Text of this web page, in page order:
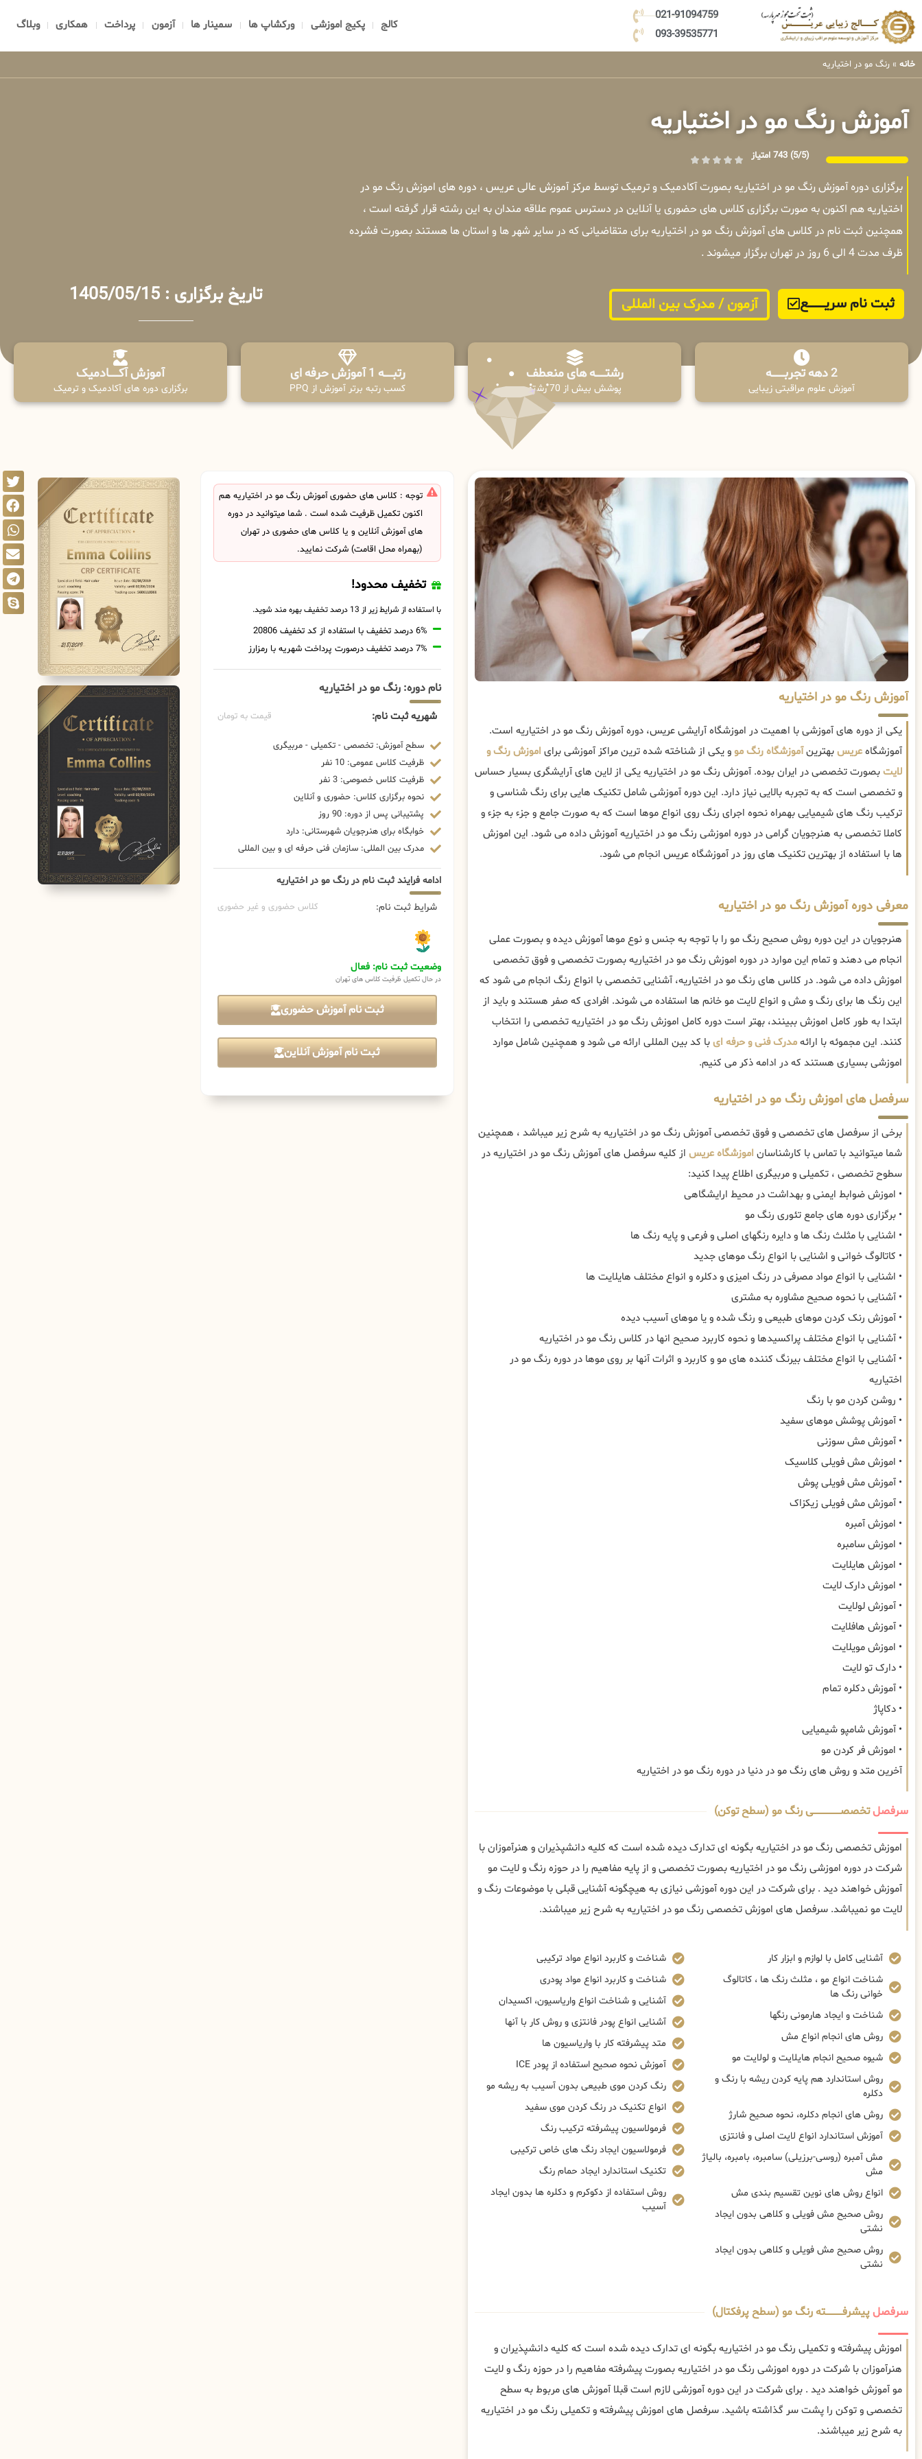
021-91094759
093-39535771
کالج پکیج اموزشی ورکشاپ ها سمینار ها آزمون پرداخت همکاری وبلاگ
خانه » رنگ مو در اختیاریه
آموزش رنگ مو در اختیاریه
(5/5) 743 امتیاز
برگزاری دوره آموزش رنگ مو در اختیاریه بصورت آکادمیک و ترمیک توسط مرکز آموزش عالی عریس ، دوره های اموزش رنگ مو در
اختیاریه هم اکنون به صورت برگزاری کلاس های حضوری یا آنلاین در دسترس عموم علاقه مندان به این رشته قرار گرفته است ،
همچنین ثبت نام در کلاس های آموزش رنگ مو در اختیاریه برای متقاضیانی که در سایر شهر ها و استان ها هستند بصورت فشرده
ظرف مدت 4 الی 6 روز در تهران برگزار میشوند .
ثبت نام سریــــــــــــع آزمون / مدرک بین المللی تاریخ برگزاری : 1405/05/15
2 دهه تجربـــــــــه
آموزش علوم مراقبتی زیبایی
رشتـــــــه های منعطف
پوشش بیش از 70 رشته
رتبــــــه 1 آموزش حرفه ای
کسب رتبه برتر آموزش از PPQ
آموزش آکـــــــادمیک
برگزاری دوره های آکادمیک و ترمیک
آموزش رنگ مو در اختیاریه
یکی از دوره های آموزشی با اهمیت در اموزشگاه آرایشی عریس، دوره آموزش رنگ مو در اختیاریه است.
آموزشگاهعریسبهترینآموزشگاه رنگ موو یکی از شناخته شده ترین مراکز آموزشی برای اموزش رنگ و
لایتبصورت تخصصی در ایران بوده. آموزش رنگ مو در اختیاریه یکی از لاین های آرایشگری بسیار حساس
و تخصصی است که به تجربه بالایی نیاز دارد. این دوره آموزشی شامل تکنیک هایی برای رنگ شناسی و
ترکیب رنگ های شیمیایی بهمراه نحوه اجرای رنگ روی انواع موها است که به صورت جامع و جزء به جزء و
کاملا تخصصی به هنرجویان گرامی در دوره اموزشی رنگ مو در اختیاریه آموزش داده می شود. این اموزش
ها با استفاده از بهترین تکنیک های روز در آموزشگاه عریس انجام می شود.
معرفی دوره آموزش رنگ مو در اختیاریه
هنرجویان در این دوره روش صحیح رنگ مو را با توجه به جنس و نوع موها آموزش دیده و بصورت عملی
انجام می دهند و تمام این موارد در دوره اموزش رنگ مو در اختیاریه بصورت تخصصی و فوق تخصصی
اموزش داده می شود. در کلاس های رنگ مو در اختیاریه، آشنایی تخصصی با انواع رنگ انجام می شود که
این رنگ ها برای رنگ و مش و انواع لایت مو خانم ها استفاده می شوند. افرادی که صفر هستند و باید از
ابتدا به طور کامل اموزش ببینند، بهتر است دوره کامل اموزش رنگ مو در اختیاریه تخصصی را انتخاب
کنند. این مجموئه با ارائهمدرک فنی و حرفه ایبا کد بین المللی ارائه می شود و همچنین شامل موارد
اموزشی بسیاری هستند که در ادامه ذکر می کنیم.
سرفصل های اموزش رنگ مو در اختیاریه
برخی از سرفصل های تخصصی و فوق تخصصی آموزش رنگ مو در اختیاریه به شرح زیر میباشد ، همچنین
شما میتوانید با تماس با کارشناسان اموزشگاه عریس از کلیه سرفصل های آموزش رنگ مو در اختیاریه در
سطوح تخصصی ، تکمیلی و مربیگری اطلاع پیدا کنید:
• اموزش ضوابط ایمنی و بهداشت در محیط ارایشگاهی
• برگزاری دوره های جامع تئوری رنگ مو
• اشنایی با مثلث رنگ ها و دایره رنگهای اصلی و فرعی و پایه رنگ ها
• کاتالوگ خوانی و اشنایی با انواع رنگ موهای جدید
• اشنایی با انواع مواد مصرفی در رنگ امیزی و دکلره و انواع مختلف هایلایت ها
• آشنایی با نحوه صحیح مشاوره به مشتری
• آموزش رنک کردن موهای طبیعی و رنگ شده و یا موهای آسیب دیده
• آشنایی با انواع مختلف پراکسیدها و نحوه کاربرد صحیح انها در کلاس رنگ مو در اختیاریه
• آشنایی با انواع مختلف بیرنگ کننده های مو و کاربرد و اثرات آنها بر روی موها در دوره رنگ مو در
اختیاریه
• روشن کردن مو با رنگ
• آموزش پوشش موهای سفید
• آموزش مش سوزنی
• اموزش مش فویلی کلاسیک
• آموزش مش فویلی پوش
• آموزش مش فویلی زیکزاک
• اموزش آمبره
• اموزش سامبره
• اموزش هایلایت
• اموزش دارک لایت
• آموزش لولایت
• آموزش هافلایت
• اموزش مویلایت
• دارک تو لایت
• آموزش دکلره تمام
• دکاپاژ
• آموزش شامپو شیمیایی
• اموزش فر کردن مو
آخرین متد و روش های رنگ مو در دنیا در دوره رنگ مو در اختیاریه
سرفصلتخصصــــــــــــــــــــی رنگ مو (سطح توکن)
اموزش تخصصی رنگ مو در اختیاریه بگونه ای تدارک دیده شده است که کلیه دانشپذیران و هنرآموزان با
شرکت در دوره اموزشی رنگ مو در اختیاریه بصورت تخصصی و از پایه مفاهیم را در حوزه رنگ و لایت مو
آموزش خواهند دید . برای شرکت در این دوره آموزشی نیازی به هیچگونه آشنایی قبلی با موضوعات رنگ و
لایت مو نمیباشد. سرفصل های اموزش تخصصی رنگ مو در اختیاریه به شرح زیر میباشند.
آشنایی کامل با لوازم و ابزار کار
شناخت انواع مو ، مثلث رنگ ها ، کاتالوگ
خوانی رنگ ها
شناخت و ایجاد هارمونی رنگها
روش های انجام انواع مش
شیوه صحیح انجام هایلایت و لولایت مو
روش استاندارد هم پایه کردن ریشه با رنگ و
دکلره
روش های انجام دکلره، نحوه صحیح شارژ
آموزش استاندارد انواع لایت اصلی و فانتزی
مش آمبره (روسی-برزیلی) سامبره، بامبره، بالیاژ
مش
انواع روش های نوین تقسیم بندی مش
روش صحیح مش فویلی و کلاهی بدون ایجاد
نشتی
روش صحیح مش فویلی و کلاهی بدون ایجاد
نشتی
شناخت و کاربرد انواع مواد ترکیبی
شناخت و کاربرد انواع مواد پودری
آشنایی و شناخت انواع واریاسیون، اکسیدان
آشنایی انواع پودر فانتزی و روش کار با آنها
متد پیشرفته کار با واریاسیون ها
آموزش نحوه صحیح استفاده از پودر ICE
رنگ کردن موی طبیعی بدون آسیب به ریشه مو
انواع تکنیک در رنگ کردن موی سفید
فرمولاسیون پیشرفته ترکیب رنگ
فرمولاسیون ایجاد رنگ های خاص ترکیبی
تکنیک استاندارد ایجاد حمام رنگ
روش استفاده از دکوکرم و دکلره ها بدون ایجاد
آسیب
سرفصلپیشرفــــــــــــته رنگ مو (سطح پرفکتال)
اموزش پیشرفته و تکمیلی رنگ مو در اختیاریه بگونه ای تدارک دیده شده است که کلیه دانشپذیران و
هنرآموزان با شرکت در دوره اموزشی رنگ مو در اختیاریه بصورت پیشرفته مفاهیم را در حوزه رنگ و لایت
مو آموزش خواهند دید . برای شرکت در این دوره آموزشی لازم است قبلا آموزش های مربوط به سطح
تخصصی و توکن را پشت سر گذاشته باشید. سرفصل های اموزش پیشرفته و تکمیلی رنگ مو در اختیاریه
به شرح زیر میباشند.
توجه : کلاس های حضوری آموزش رنگ مو در اختیاریه هم
اکنون تکمیل ظرفیت شده است . شما میتوانید در دوره
های آموزش آنلاین و یا کلاس های حضوری در تهران
(بهمراه محل اقامت) شرکت نمایید.
تخفیف محدود!
با استفاده از شرایط زیر از 13 درصد تخفیف بهره مند شوید.
6% درصد تخفیف با استفاده از کد تخفیف 20806
7% درصد تخفیف درصورت پرداخت شهریه با رمزارز
نام دوره: رنگ مو در اختیاریه
شهریه ثبت نام: قیمت به تومان
سطح آموزش: تخصصی - تکمیلی - مربیگری
ظرفیت کلاس عمومی: 10 نفر
ظرفیت کلاس خصوصی: 3 نفر
نحوه برگزاری کلاس: حضوری و آنلاین
پشتیبانی پس از دوره: 90 روز
خوابگاه برای هنرجویان شهرستانی: دارد
مدرک بین المللی: سازمان فنی حرفه ای و بین المللی
ادامه فرایند ثبت نام در رنگ مو در اختیاریه
شرایط ثبت نام: کلاس حضوری و غیر حضوری
وضعیت ثبت نام: فعال
در حال تکمیل ظرفیت کلاس های تهران
ثبت نام آموزش حضوری
ثبت نام آموزش آنلاین